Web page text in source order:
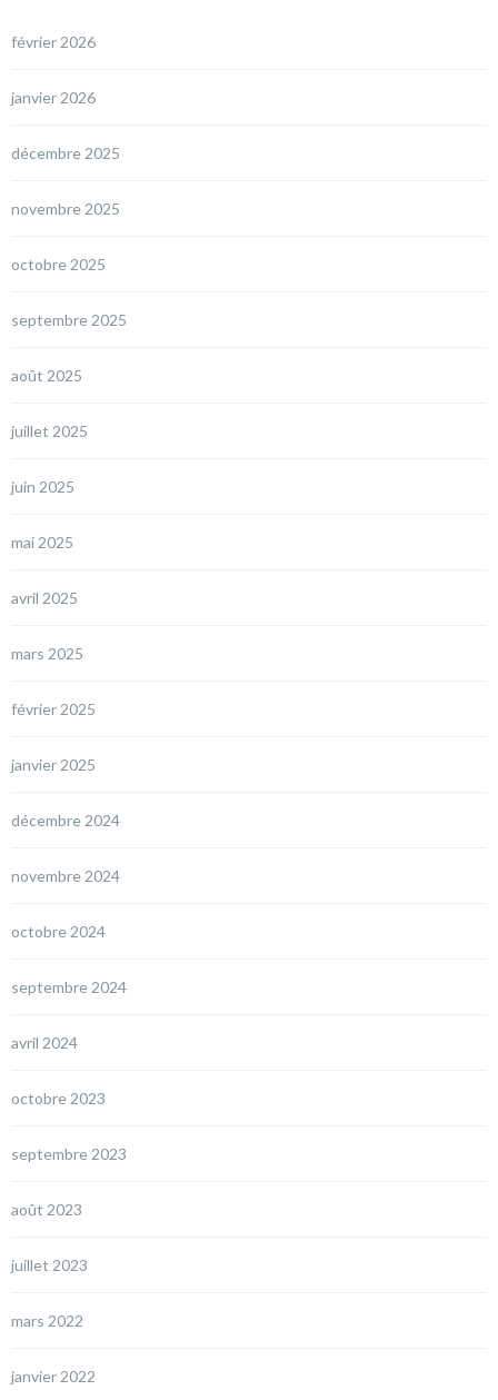
février 2026
janvier 2026
décembre 2025
novembre 2025
octobre 2025
septembre 2025
août 2025
juillet 2025
juin 2025
mai 2025
avril 2025
mars 2025
février 2025
janvier 2025
décembre 2024
novembre 2024
octobre 2024
septembre 2024
avril 2024
octobre 2023
septembre 2023
août 2023
juillet 2023
mars 2022
janvier 2022